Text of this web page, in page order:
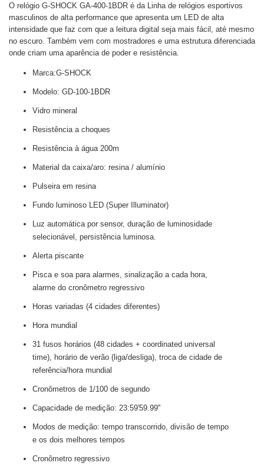
O relógio G-SHOCK GA-400-1BDR é da Linha de relógios esportivos
masculinos de alta performance que apresenta um LED de alta
intensidade que faz com que a leitura digital seja mais fácil, até mesmo
no escuro. Também vem com mostradores e uma estrutura diferenciada
onde criam uma aparência de poder e resistência.
Marca:G-SHOCK
Modelo: GD-100-1BDR
Vidro mineral
Resistência a choques
Resistência à água 200m
Material da caixa/aro: resina / alumínio
Pulseira em resina
Fundo luminoso LED (Super Illuminator)
Luz automática por sensor, duração de luminosidade
selecionável, persistência luminosa.
Alerta piscante
Pisca e soa para alarmes, sinalização a cada hora,
alarme do cronômetro regressivo
Horas variadas (4 cidades diferentes)
Hora mundial
31 fusos horários (48 cidades + coordinated universal
time), horário de verão (liga/desliga), troca de cidade de
referência/hora mundial
Cronômetros de 1/100 de segundo
Capacidade de medição: 23:59'59.99''
Modos de medição: tempo transcorrido, divisão de tempo
e os dois melhores tempos
Cronômetro regressivo